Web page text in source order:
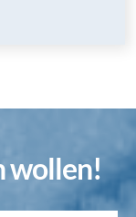
wollen!